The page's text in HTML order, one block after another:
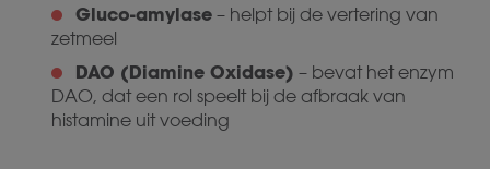
Gluco-amylase – helpt bij de vertering van
zetmeel
DAO (Diamine Oxidase) – bevat het enzym
DAO, dat een rol speelt bij de afbraak van
histamine uit voeding